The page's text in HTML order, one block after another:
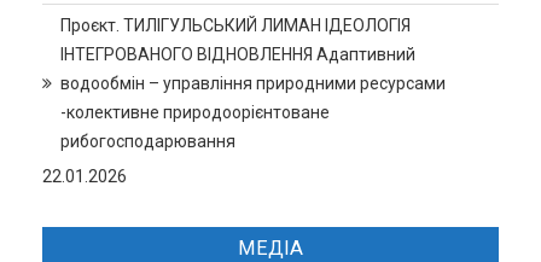
Проєкт. ТИЛІГУЛЬСЬКИЙ ЛИМАН ІДЕОЛОГІЯ
ІНТЕГРОВАНОГО ВІДНОВЛЕННЯ Адаптивний
водообмін – управління природними ресурсами
-колективне природоорієнтоване
рибогосподарювання
22.01.2026
МЕДІА